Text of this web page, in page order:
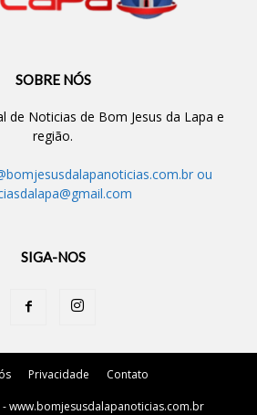
SOBRE NÓS
de Noticias de Bom Jesus da Lapa e
região.
ou
SIGA-NOS
Privacidade Contato
www.bomjesusdalapanoticias.com.br